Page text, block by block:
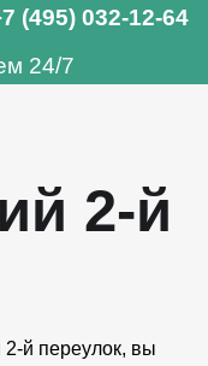
(495) 032-12-64
24/7
2-й
й переулок, вы